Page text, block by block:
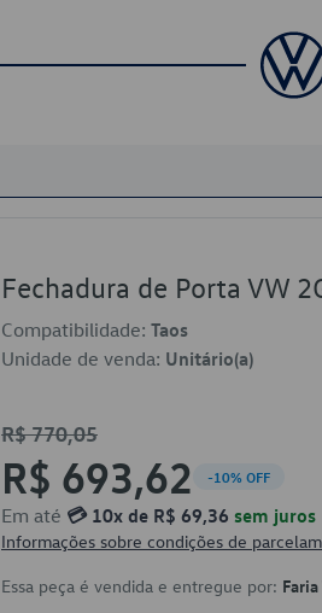
Fechadura de Porta VW
Compatibilidade: Taos
Unidade de venda: Unitário(a)
R$ 770,05
R$ 693,62 -10% OFF
Em até 💳 10x de R$ 69,36 sem juros
Informações sobre condições de
Essa peça é vendida e entregue por: